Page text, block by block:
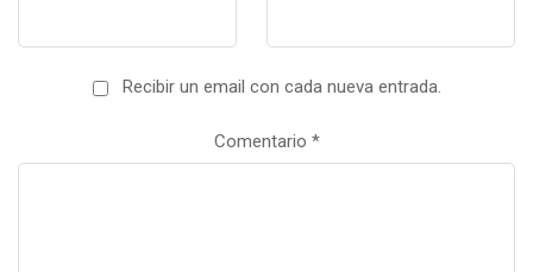
Recibir un email con cada nueva entrada.
Comentario *